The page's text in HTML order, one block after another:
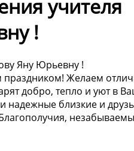
учителя
!
Яну Юрьевну !
Желаем
добро, тепло и уют в
надежные близкие и